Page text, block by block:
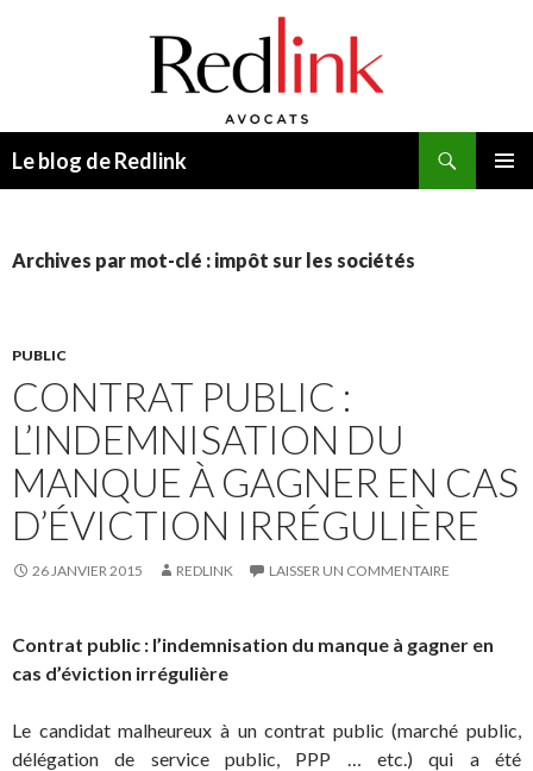
Le blog de Redlink
Archives par mot-clé : impôt sur les sociétés
PUBLIC
CONTRAT PUBLIC :
L’INDEMNISATION DU
MANQUE À GAGNER EN CAS
D’ÉVICTION IRRÉGULIÈRE
26 JANVIER 2015 REDLINK LAISSER UN COMMENTAIRE
Contrat public : l’indemnisation du manque à gagner en
cas d’éviction irrégulière
Le candidat malheureux à un contrat public (marché public,
délégation de service public, PPP … etc.) qui a été